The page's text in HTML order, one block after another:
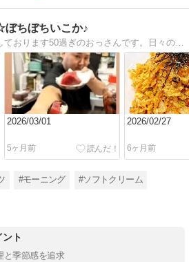
ちぼちいこか♪
ご飯屋さんの店主をしております50過ぎのおっさんです。日々の料理や私生活の愚痴をつづっております。ぼちぼち見てやって下さい。
2026/03/01
5ヶ月前
2026/02/27
6ヶ月前
#モーニング #ソフトクリーム
ント
と季節感を追求